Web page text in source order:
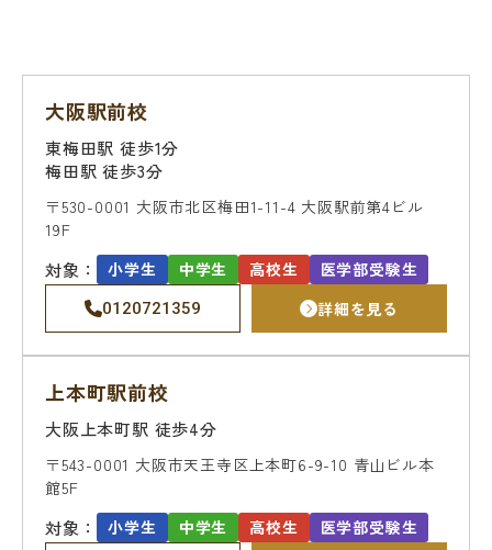
対策講座・特別コース
受講までの流れ 教室を探す
無料受験セミナ
よくあるご質問
カスタマーハラスメントに対する基本方針
リソー教育グループについて
大阪駅前校
東梅田駅 徒歩1分
梅田駅 徒歩3分
〒530-0001 大阪市北区梅田1-11-4 大阪駅前第4ビル
19F
対象： 小学生 中学生 高校生 医学部受験生
0120721359 詳細を見る
上本町駅前校
大阪上本町駅 徒歩4分
〒543-0001 大阪市天王寺区上本町6-9-10 青山ビル本
館5F
対象： 小学生 中学生 高校生 医学部受験生